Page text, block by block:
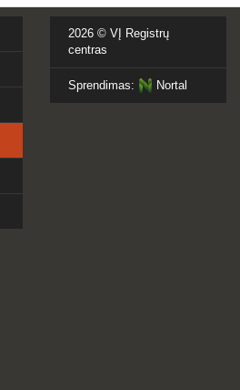
2026 © VĮ Registrų
centras
Sprendimas: Nortal